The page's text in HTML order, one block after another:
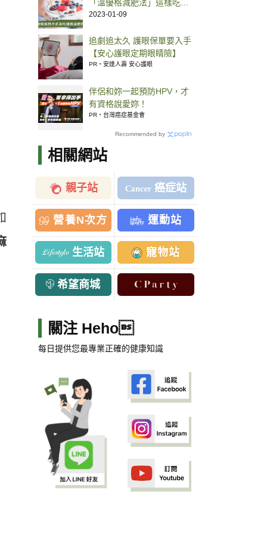
「溫優格減肥法」這樣吃調
整體態
2023-01-09
追劇追太久 護眼保單要入手
【安心護眼定期眼睛險】
PR・安達人壽 安心護眼
伴侶和妳一起預防HPV，才
有資格說愛妳！
PR・台灣癌症基金會
Recommended by
相關網站
親子站 癌症站
營養N次方 運動站
生活站 寵物站
希望商城
關注 Heho
每日提供您最專業正確的健康知識